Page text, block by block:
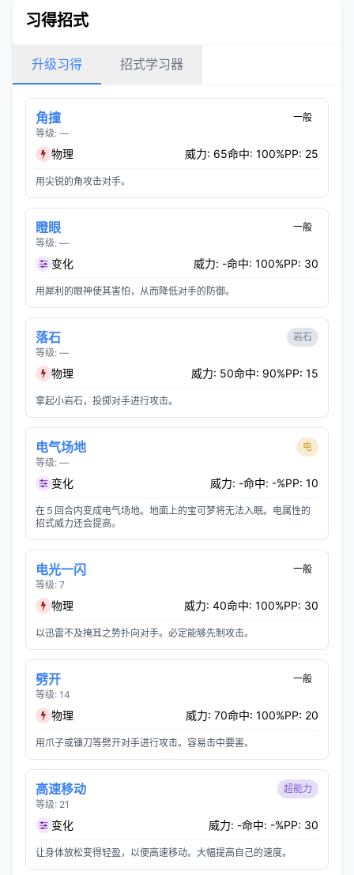
习得招式
升级习得 招式学习器
角撞
等级: —
一般
物理 威力: 65命中: 100%PP: 25
用尖锐的角攻击对手。
瞪眼
等级: —
一般
变化 威力: -命中: 100%PP: 30
用犀利的眼神使其害怕，从而降低对手的防御。
落石
等级: —
岩石
物理 威力: 50命中: 90%PP: 15
拿起小岩石，投掷对手进行攻击。
电气场地
等级: —
电
变化 威力: -命中: -%PP: 10
在５回合内变成电气场地。地面上的宝可梦将无法入眠。电属性的
招式威力还会提高。
电光一闪
等级: 7
一般
物理 威力: 40命中: 100%PP: 30
以迅雷不及掩耳之势扑向对手。必定能够先制攻击。
劈开
等级: 14
一般
物理 威力: 70命中: 100%PP: 20
用爪子或镰刀等劈开对手进行攻击。容易击中要害。
高速移动
等级: 21
超能力
变化 威力: -命中: -%PP: 30
让身体放松变得轻盈，以便高速移动。大幅提高自己的速度。